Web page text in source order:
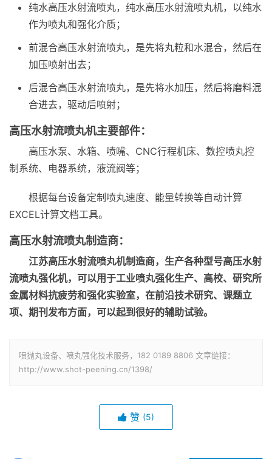
纯水高压水射流喷丸，纯水高压水射流喷丸机，以纯水
作为喷丸和强化介质；
前混合高压水射流喷丸，是先将丸粒和水混合，然后在
加压喷射出去；
后混合高压水射流喷丸，是先将水加压，然后将磨料混
合进去，驱动后喷射；
高压水射流喷丸机主要部件：
高压水泵、水箱、喷嘴、CNC行程机床、数控喷丸控
制系统、电器系统，液流阀等；
根据每台设备定制喷丸速度、能量转换等自动计算
EXCEL计算文档工具。
高压水射流喷丸制造商：
江苏高压水射流喷丸机制造商，生产各种型号高压水射
流喷丸强化机，可以用于工业喷丸强化生产、高校、研究所
金属材料抗疲劳和强化实验室，在前沿技术研究、课题立
项、期刊发布方面，可以起到很好的辅助试验。
喷抛丸设备、喷丸强化技术服务，182 0189 8806 文章链接：
http://www.shot-peening.cn/1398/
赞 (5)